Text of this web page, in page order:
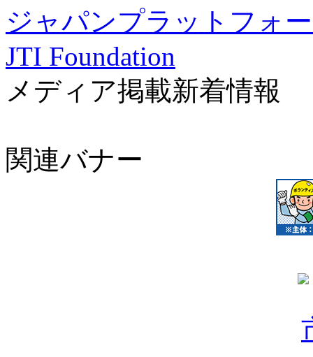
ジャパンプラットフォ
JTI Foundation
メディア掲載新着情報
関連バナー